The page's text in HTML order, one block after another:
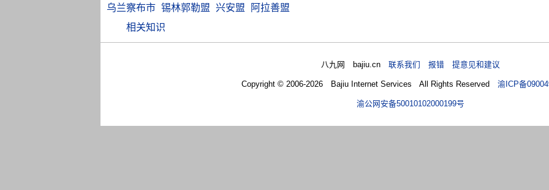
乌兰察布市 锡林郭勒盟 兴安盟
阿拉善盟
相关知识
八九网 bajiu.cn联系我们 报错 提意见和建议
Copyright © 2006-2026 Bajiu Internet Services All Rights Reserved 渝ICP备
渝公网安备50010102000199号